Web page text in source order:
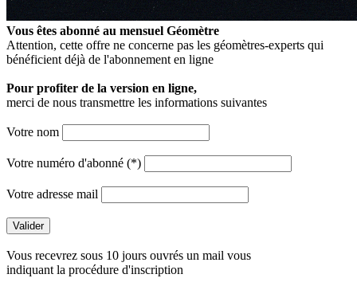
Vous êtes abonné au mensuel Géomètre
Attention, cette offre ne concerne pas les géomètres-experts qui
bénéficient déjà de l'abonnement en ligne
Pour profiter de la version en ligne,
merci de nous transmettre les informations suivantes
Votre nom
Votre numéro d'abonné (*)
Votre adresse mail
Vous recevrez sous 10 jours ouvrés un mail vous
indiquant la procédure d'inscription